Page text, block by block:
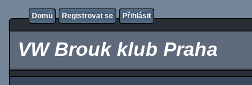
Domů Registrovat se Přihlásit
VW Brouk klub Praha